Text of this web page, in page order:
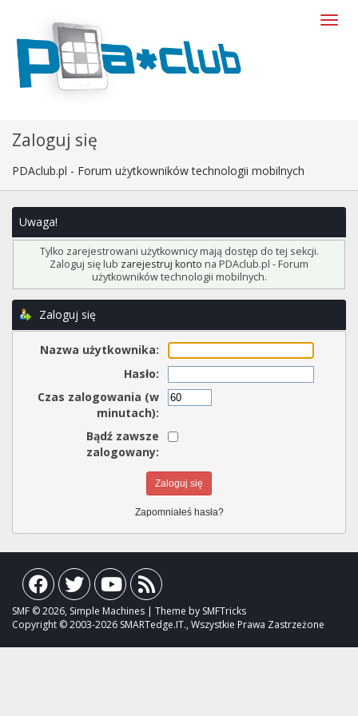
Zaloguj się
PDAclub.pl - Forum użytkowników technologii mobilnych
Uwaga!
Tylko zarejestrowani użytkownicy mają dostęp do tej sekcji.
Zaloguj się lub zarejestruj konto na PDAclub.pl - Forum
użytkowników technologii mobilnych.
Zaloguj się
Nazwa użytkownika:
Hasło:
Czas zalogowania (w
minutach):
Bądź zawsze
zalogowany:
Zapomniałeś hasła?
SMF © 2026, Simple Machines | Theme by SMFTricks
Copyright © 2003-2026 SMARTedge.IT., Wszystkie Prawa Zastrzeżone